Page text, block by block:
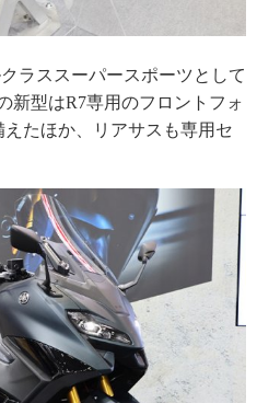
ラススーパースポーツとして
新型はR7専用のフロントフォ
たほか、リアサスも専用セ